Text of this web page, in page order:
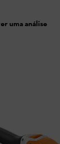
uma análise